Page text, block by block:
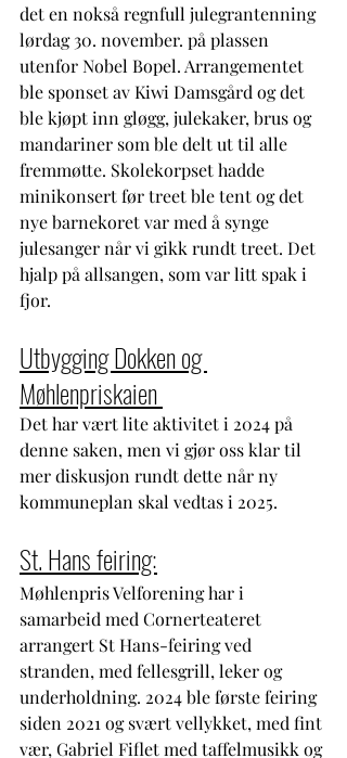
det en nokså regnfull julegrantenning
lørdag 30. november. på plassen
utenfor Nobel Bopel. Arrangementet
ble sponset av Kiwi Damsgård og det
ble kjøpt inn gløgg, julekaker, brus og
mandariner som ble delt ut til alle
fremmøtte. Skolekorpset hadde
minikonsert før treet ble tent og det
nye barnekoret var med å synge
julesanger når vi gikk rundt treet. Det
hjalp på allsangen, som var litt spak i
fjor.
Utbygging Dokken og
Møhlenpriskaien
Det har vært lite aktivitet i 2024 på
denne saken, men vi gjør oss klar til
mer diskusjon rundt dette når ny
kommuneplan skal vedtas i 2025.
St. Hans feiring:
Møhlenpris Velforening har i
samarbeid med Cornerteateret
arrangert St Hans-feiring ved
stranden, med fellesgrill, leker og
underholdning. 2024 ble første feiring
siden 2021 og svært vellykket, med fint
vær, Gabriel Fiflet med taffelmusikk og